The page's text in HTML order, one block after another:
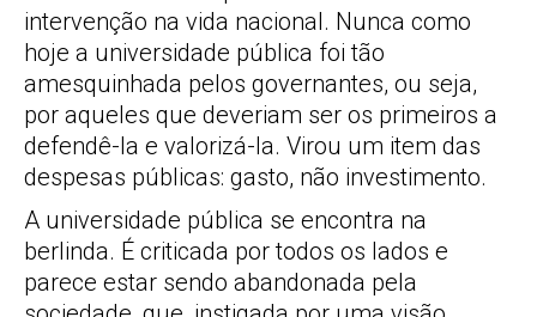
intervenção na vida nacional. Nunca como
hoje a universidade pública foi tão
amesquinhada pelos governantes, ou seja,
por aqueles que deveriam ser os primeiros a
defendê-la e valorizá-la. Virou um item das
despesas públicas: gasto, não investimento.
A universidade pública se encontra na
berlinda. É criticada por todos os lados e
parece estar sendo abandonada pela